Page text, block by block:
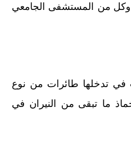
وكل من المستشفى الجامعي
تدخلها طائرات من نوع
ما تبقى من النيران في